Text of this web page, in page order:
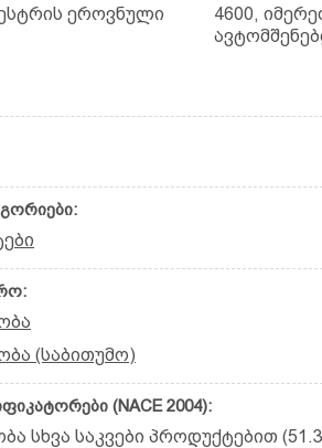
ეროვნული
4600,
(საბითუმო)
(NACE 2004):
სხვა საკვები პროდუქტებით